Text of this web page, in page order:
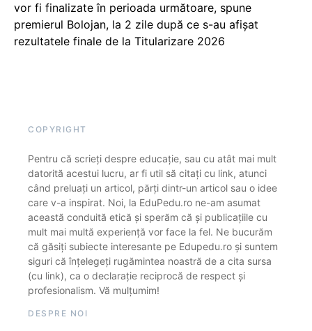
vor fi finalizate în perioada următoare, spune
premierul Bolojan, la 2 zile după ce s-au afișat
rezultatele finale de la Titularizare 2026
COPYRIGHT
Pentru că scrieți despre educație, sau cu atât mai mult
datorită acestui lucru, ar fi util să citați cu link, atunci
când preluați un articol, părți dintr-un articol sau o idee
care v-a inspirat. Noi, la EduPedu.ro ne-am asumat
această conduită etică și sperăm că și publicațiile cu
mult mai multă experiență vor face la fel. Ne bucurăm
că găsiți subiecte interesante pe Edupedu.ro și suntem
siguri că înțelegeți rugămintea noastră de a cita sursa
(cu link), ca o declarație reciprocă de respect și
profesionalism. Vă mulțumim!
DESPRE NOI